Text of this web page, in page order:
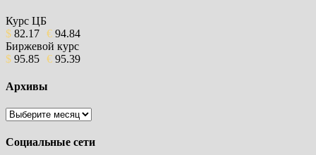
Курс ЦБ
$ 82.17 € 94.84
Биржевой курс
$ 95.85 € 95.39
Архивы
Архивы
Социальные сети